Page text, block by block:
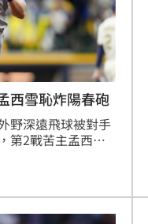
西雪恥炸陽春砲
野深遠飛球被對手
第2戰苦主孟西
後賽的首轟、首